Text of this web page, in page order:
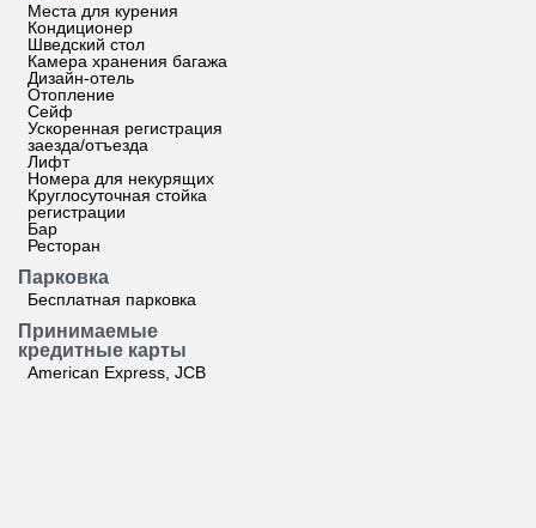
Места для курения
Кондиционер
Шведский стол
Камера хранения багажа
Дизайн-отель
Отопление
Сейф
Ускоренная регистрация
заезда/отъезда
Лифт
Номера для некурящих
Круглосуточная стойка
регистрации
Бар
Ресторан
Парковка
Бесплатная парковка
Принимаемые
кредитные карты
American Express, JCB